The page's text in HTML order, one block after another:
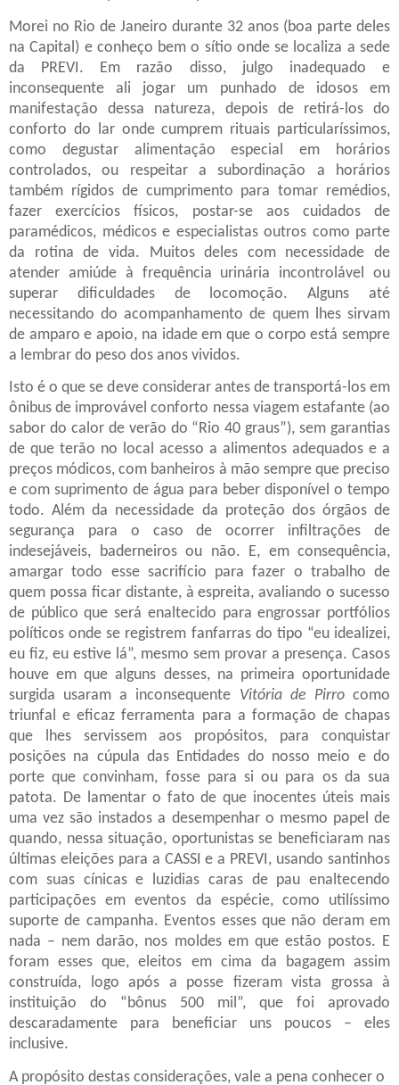
Morei no Rio de Janeiro durante 32 anos (boa parte deles
na Capital) e conheço bem o sítio onde se localiza a sede
da PREVI. Em razão disso, julgo inadequado e
inconsequente ali jogar um punhado de idosos em
manifestação dessa natureza, depois de retirá-los do
conforto do lar onde cumprem rituais particularíssimos,
como degustar alimentação especial em horários
controlados, ou respeitar a subordinação a horários
também rígidos de cumprimento para tomar remédios,
fazer exercícios físicos, postar-se aos cuidados de
paramédicos, médicos e especialistas outros como parte
da rotina de vida. Muitos deles com necessidade de
atender amiúde à frequência urinária incontrolável ou
superar dificuldades de locomoção. Alguns até
necessitando do acompanhamento de quem lhes sirvam
de amparo e apoio, na idade em que o corpo está sempre
a lembrar do peso dos anos vividos.
Isto é o que se deve considerar antes de transportá-los em
ônibus de improvável conforto nessa viagem estafante (ao
sabor do calor de verão do “Rio 40 graus”), sem garantias
de que terão no local acesso a alimentos adequados e a
preços módicos, com banheiros à mão sempre que preciso
e com suprimento de água para beber disponível o tempo
todo. Além da necessidade da proteção dos órgãos de
segurança para o caso de ocorrer infiltrações de
indesejáveis, baderneiros ou não. E, em consequência,
amargar todo esse sacrifício para fazer o trabalho de
quem possa ficar distante, à espreita, avaliando o sucesso
de público que será enaltecido para engrossar portfólios
políticos onde se registrem fanfarras do tipo “eu idealizei,
eu fiz, eu estive lá”, mesmo sem provar a presença. Casos
houve em que alguns desses, na primeira oportunidade
surgida usaram a inconsequente Vitória de Pirrocomo
triunfal e eficaz ferramenta para a formação de chapas
que lhes servissem aos propósitos, para conquistar
posições na cúpula das Entidades do nosso meio e do
porte que convinham, fosse para si ou para os da sua
patota. De lamentar o fato de que inocentes úteis mais
uma vez são instados a desempenhar o mesmo papel de
quando, nessa situação, oportunistas se beneficiaram nas
últimas eleições para a CASSI e a PREVI, usando santinhos
com suas cínicas e luzidias caras de pau enaltecendo
participações em eventos da espécie, como utilíssimo
suporte de campanha. Eventos esses que não deram em
nada – nem darão, nos moldes em que estão postos. E
foram esses que, eleitos em cima da bagagem assim
construída, logo após a posse fizeram vista grossa à
instituição do “bônus 500 mil”, que foi aprovado
descaradamente para beneficiar uns poucos – eles
inclusive.
A propósito destas considerações, vale a pena conhecer o